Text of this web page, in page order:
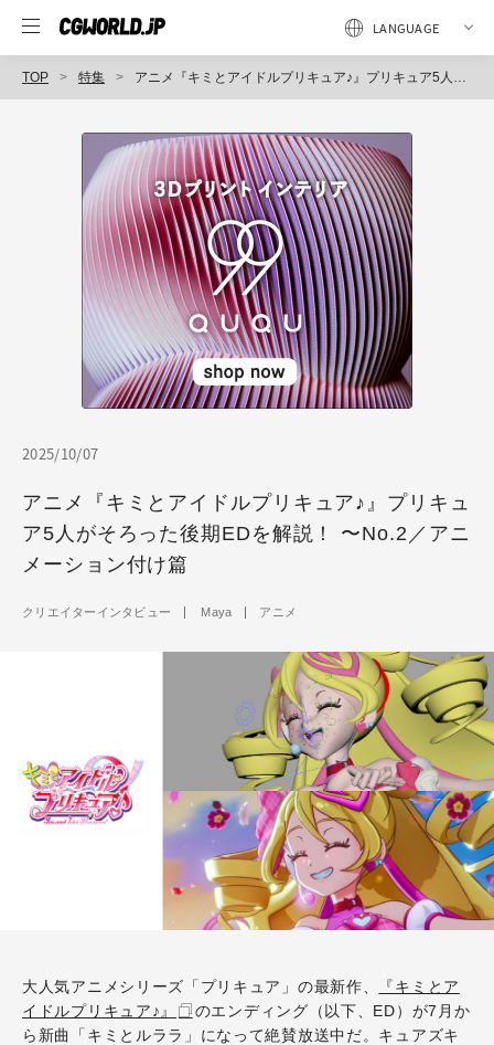
TOP 特集 アニメ『キミとアイドルプリキュア♪』プリキュア5人がそろった後期EDを解説！ 〜No.2／アニメーション付け篇
2025/10/07
アニメ『キミとアイドルプリキュア♪』プリキュ
ア5人がそろった後期EDを解説！ 〜No.2／アニ
メーション付け篇
クリエイターインタビュー Maya アニメ
大人気アニメシリーズ「プリキュア」の最新作、
『キミとア
イドルプリキュア♪』
のエンディング（以下、ED）が7月か
ら新曲「キミとルララ」になって絶賛放送中だ。キュアズキ